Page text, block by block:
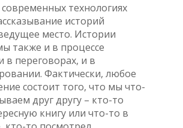
технологиях
историй
место. Истории
также и в процессе
в переговорах, и в
Фактически, любое
состоит того, что мы что-
друг другу – кто-то
книгу или что-то в